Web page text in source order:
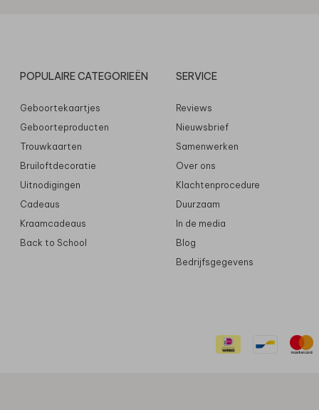
POPULAIRE CATEGORIEËN
Geboortekaartjes
Geboorteproducten
Trouwkaarten
Bruiloftdecoratie
Uitnodigingen
Cadeaus
Kraamcadeaus
Back to School
SERVICE
Reviews
Nieuwsbrief
Samenwerken
Over ons
Klachtenprocedure
Duurzaam
In de media
Blog
Bedrijfsgegevens